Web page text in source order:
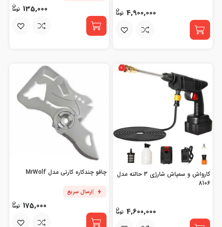
4,900,000
135,000
کارواش و سمپاش شارژی 3 حالته مدل
8106
4,600,000
چاقو چندکاره کارتی مدل MrWolf
ارسال سریع
175,000